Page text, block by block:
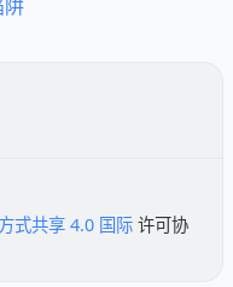
阱
式共享 4.0 国际 许可协